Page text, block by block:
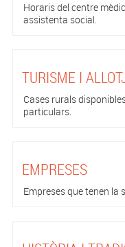
Horaris del centre
assistenta social.
TURISME I
Cases rurals
particulars.
EMPRESES
Empreses que tenen la